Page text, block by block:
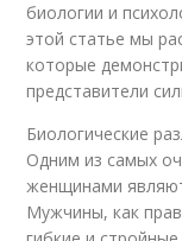
биологии и
этой статье мы
которые
представители
Биологические
Одним из самых
женщинами
Мужчины, как